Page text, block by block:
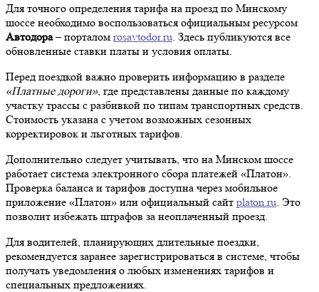
Для точного определения тарифа на проезд по Минскому
шоссе необходимо воспользоваться официальным ресурсом
Автодора– порталом rosavtodor.ru . Здесь публикуются все
обновленные ставки платы и условия оплаты.
Перед поездкой важно проверить информацию в разделе
«Платные дороги», где представлены данные по каждому
участку трассы с разбивкой по типам транспортных средств.
Стоимость указана с учетом возможных сезонных
корректировок и льготных тарифов.
Дополнительно следует учитывать, что на Минском шоссе
работает система электронного сбора платежей «Платон».
Проверка баланса и тарифов доступна через мобильное
приложение «Платон» или официальный сайт platon.ru . Это
позволит избежать штрафов за неоплаченный проезд.
Для водителей, планирующих длительные поездки,
рекомендуется заранее зарегистрироваться в системе, чтобы
получать уведомления о любых изменениях тарифов и
специальных предложениях.